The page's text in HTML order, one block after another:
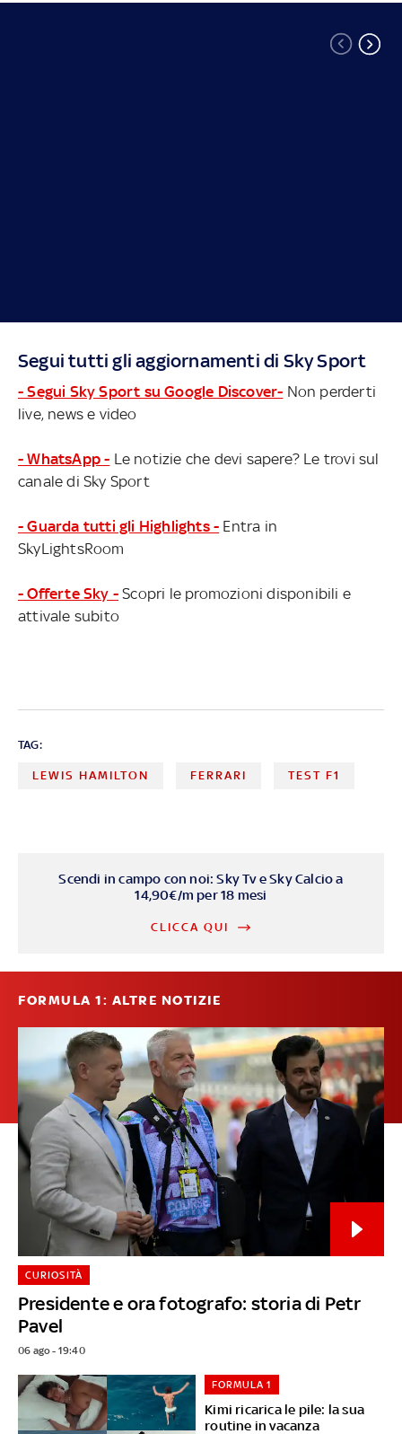
Segui tutti gli aggiornamenti di Sky Sport
- Segui Sky Sport su Google Discover- Non perderti
live, news e video
- WhatsApp - Le notizie che devi sapere? Le trovi sul
canale di Sky Sport
- Guarda tutti gli Highlights - Entra in
SkyLightsRoom
- Offerte Sky - Scopri le promozioni disponibili e
attivale subito
TAG:
LEWIS HAMILTON FERRARI TEST F1
Scendi in campo con noi: Sky Tv e Sky Calcio a
14,90€/m per 18 mesi
CLICCA QUI
FORMULA 1: ALTRE NOTIZIE
Presidente e ora fotografo: storia di Petr
Pavel
CURIOSITÀ
06 ago - 19:40
Kimi ricarica le pile: la sua
routine in vacanza
FORMULA 1